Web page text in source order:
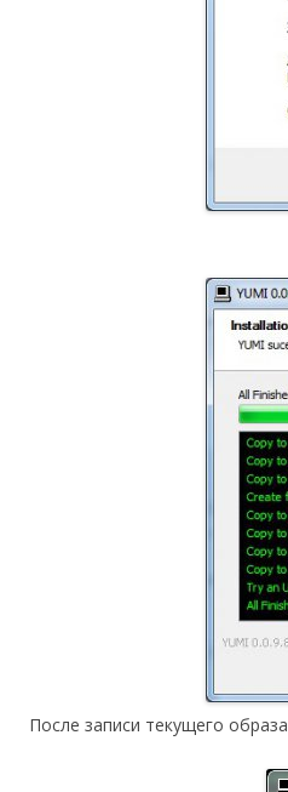
После записи текущего